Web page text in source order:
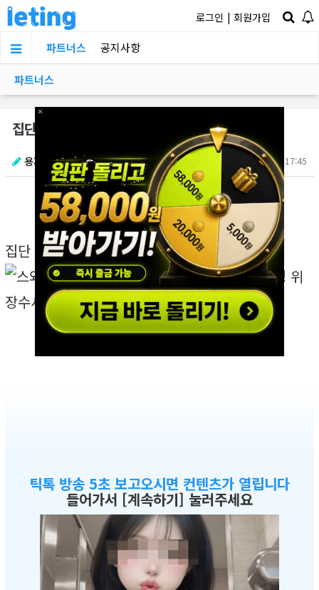
로그인 | 회원가입
파트너스 공지사항
파트너스
집단 ㅅㅅ 현장으로 출동한 여경의 최후
용가리우스 02.13 17:45
집단 ㅅㅅ 범죄 현장 출동한 남경과 여경
틱톡 방송 5초 보고오시면 컨텐츠가 열립니다
들어가서 [계속하기] 눌러주세요
×